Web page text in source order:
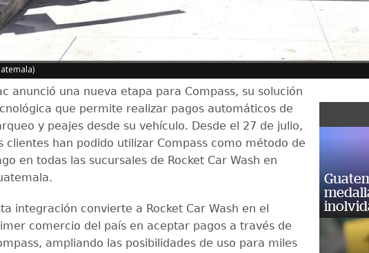
anunció una nueva etapa para Compass, su solución
que permite realizar pagos automáticos de
y peajes desde su vehículo. Desde el 27 de julio,
clientes han podido utilizar Compass como método de
en todas las sucursales de Rocket Car Wash en
integración convierte a Rocket Car Wash en el
comercio del país en aceptar pagos a través de
ampliando las posibilidades de uso para miles